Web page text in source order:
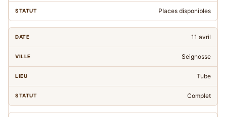
Places disponibles
11 avril
Seignosse
Tube
Complet